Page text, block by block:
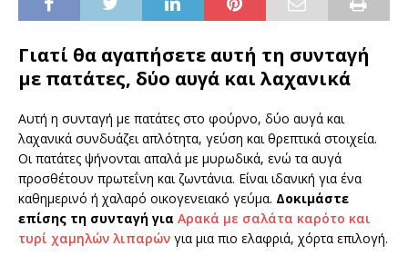
Γιατί θα αγαπήσετε αυτή τη συνταγή
με πατάτες, δύο αυγά και λαχανικά
Αυτή η συνταγή με πατάτες στο φούρνο, δύο αυγά και
λαχανικά συνδυάζει απλότητα, γεύση και θρεπτικά στοιχεία.
Οι πατάτες ψήνονται απαλά με μυρωδικά, ενώ τα αυγά
προσθέτουν πρωτεΐνη και ζωντάνια. Είναι ιδανική για ένα
καθημερινό ή χαλαρό οικογενειακό γεύμα. Δοκιμάστε
επίσης τη συνταγή για Αρακά με σαλάτα καρότο και
τυρί χαμηλών λιπαρών για μια πιο ελαφριά, χόρτα επιλογή.